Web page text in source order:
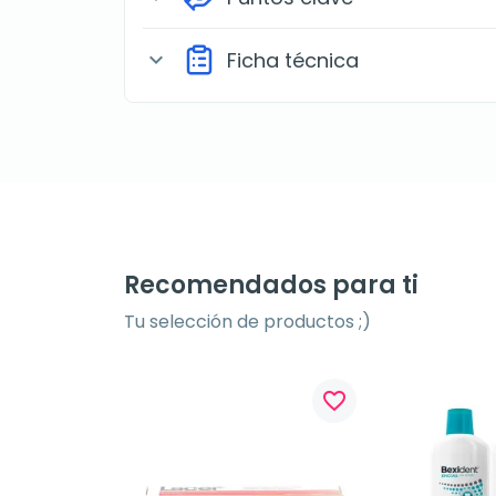
expand_more Ficha técnica
Recomendados para ti
Tu selección de productos ;)
favorite_border